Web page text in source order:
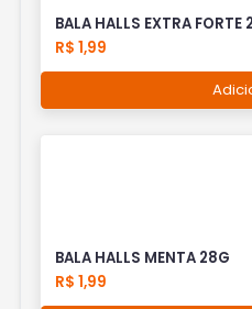
BALA HALLS EXTRA FORTE
R$ 1,99
BALA HALLS MENTA 28G
R$ 1,99